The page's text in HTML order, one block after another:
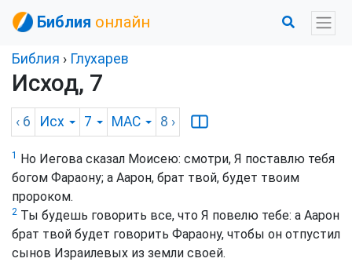
Библия онлайн
Библия › Глухарев
Исход, 7
‹ 6 Исх 7 MAC 8 ›
1
Но Иегова сказал Моисею: смотри, Я поставлю тебя
богом Фараону; а Аарон, брат твой, будет твоим
пророком.
2 Ты будешь говорить все, что Я повелю тебе: а Аарон
брат твой будет говорить Фараону, чтобы он отпустил
сынов Израилевых из земли своей.